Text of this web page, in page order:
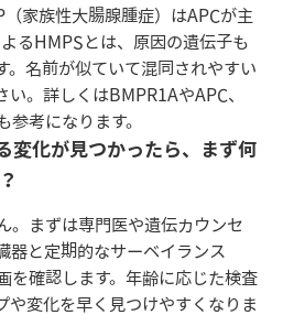
家族性大腸腺腫症）はAPCが主
るHMPSとは、原因の遺伝子も
。名前が似ていて混同されやすい
い。詳しくはBMPR1AやAPC、
参考になります。
変化が見つかったら、まず何
。まずは専門医や遺伝カウンセ
器と定期的なサーベイランス
を確認します。年齢に応じた検査
や変化を早く見つけやすくなりま